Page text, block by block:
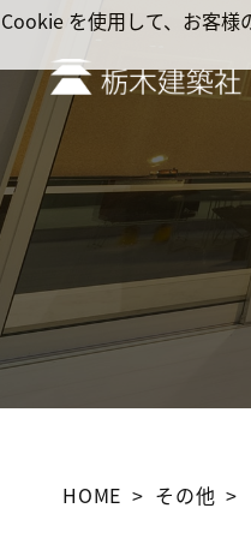
HOME その他
Cookie を使用して、お客様